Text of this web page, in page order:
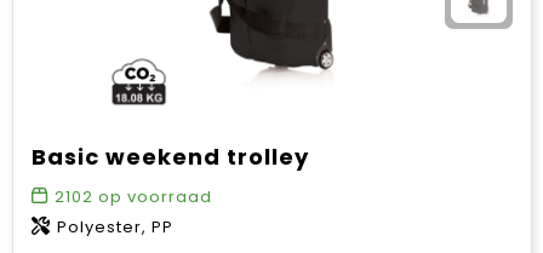
Basic weekend trolley
2102 op voorraad
Polyester, PP